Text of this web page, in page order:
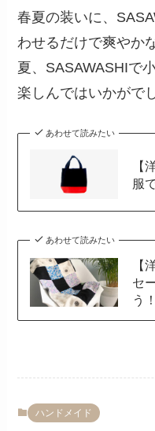
春夏の装いに、
わせるだけで爽やか
夏、SASAWASHIで
楽しんではいかがで
あわせて読みたい
【
服
あわせて読みたい
【
セ
う！
ハンドメイド